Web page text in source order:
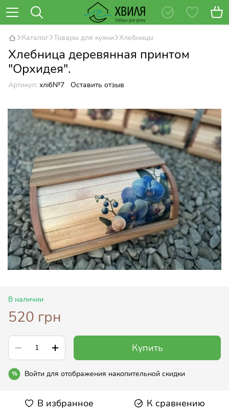
Каталог Товары для кухни Хлебницы
Хлебница деревянная принтом
"Орхидея".
Артикул: хліб№7 Оставить отзыв
В наличии
520 грн
Купить
% Войти для отображения накопительной скидки
В избранное К сравнению